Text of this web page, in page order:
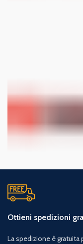
Ottieni spedizioni
La spedizione è gratuita